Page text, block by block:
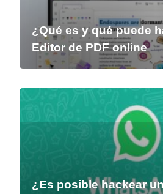
¿Qué es y qué puede
Editor de PDF online
¿Es posible hackear